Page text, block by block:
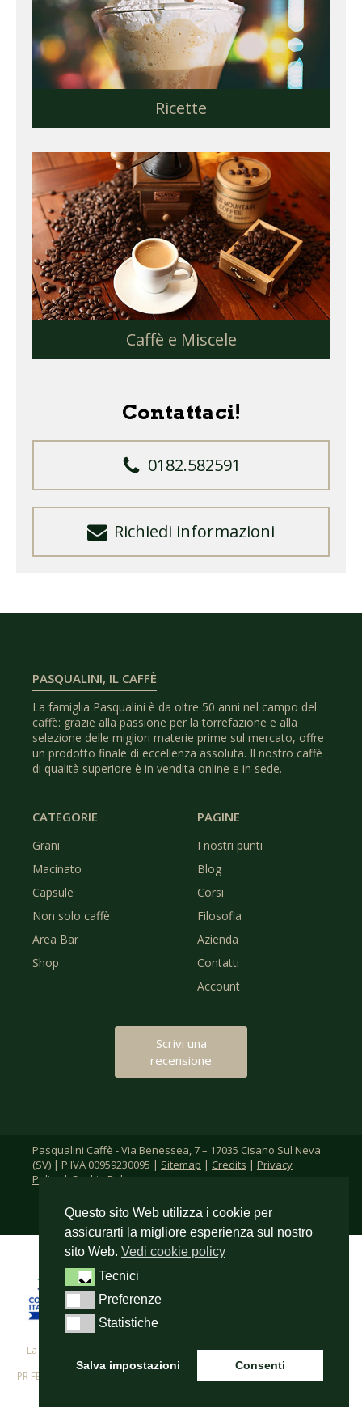
Ricette
Caffè e Miscele
Contattaci!
0182.582591
Richiedi informazioni
PASQUALINI, IL CAFFÈ
La famiglia Pasqualini è da oltre 50 anni nel campo del
caffè: grazie alla passione per la torrefazione e alla
selezione delle migliori materie prime sul mercato, offre
un prodotto finale di eccellenza assoluta. Il nostro caffè
di qualità superiore è in vendita online e in sede.
CATEGORIE
Grani
Macinato
Capsule
Non solo caffè
Area Bar
Shop
PAGINE
I nostri punti
Blog
Corsi
Filosofia
Azienda
Contatti
Account
Scrivi una
recensione
Pasqualini Caffè - Via Benessea, 7 – 17035 Cisano Sul Neva
(SV) | P.IVA 00959230095 | Sitemap | Credits | Privacy
Policy
| Cookie Policy
La F.lli Pasqualini s.r.l. per i propri investimenti in digitalizzazione ha
beneficiato del cofinanziamento del
PR FESR 2021-2027 - Azione 1.2.3. – Supporto allo sviluppo di progetti di
Questo sito Web utilizza i cookie per
assicurarti la migliore esperienza sul nostro
sito Web. Vedi cookie policy
TecniciTecnici
PreferenzePreferenze
StatisticheStatistiche
Salva impostazioni Consenti